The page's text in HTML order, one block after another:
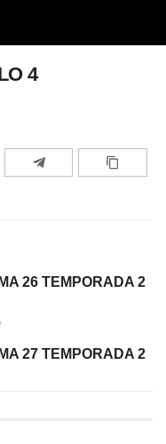
4
26 TEMPORADA 2
27 TEMPORADA 2